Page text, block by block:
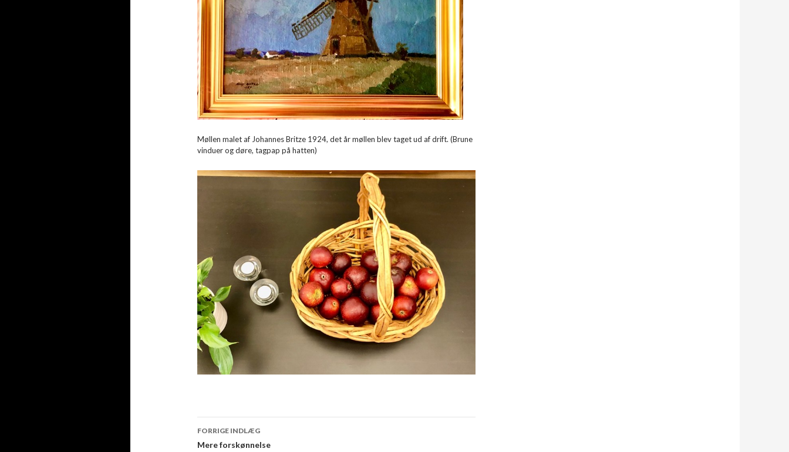
Møllen malet af Johannes Britze 1924, det år møllen blev taget ud af drift. (Brune
vinduer og døre, tagpap på hatten)
Indlægsnavigation
FORRIGE INDLÆG
Mere forskønnelse